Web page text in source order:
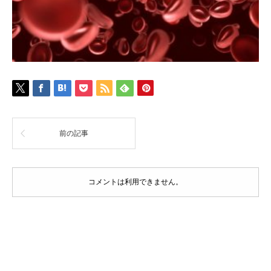
前の記事
コメントは利用できません。